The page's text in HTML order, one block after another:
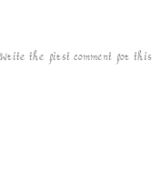
Write the first comment for this!